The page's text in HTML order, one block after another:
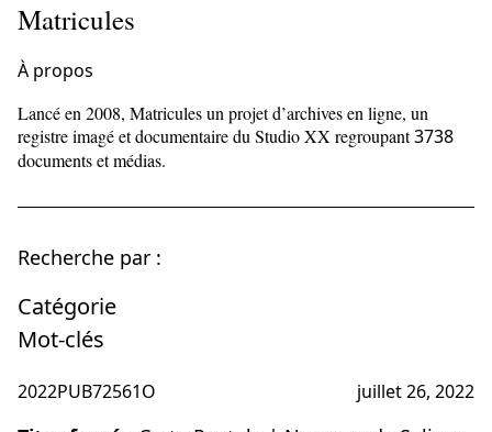
Matricules
À propos
Lancé en 2008, Matricules un projet d’archives en ligne, un
registre imagé et documentaire du Studio XX regroupant3738
documents et médias.
Recherche par :
Catégorie
Mot-clés
2022PUB72561O juillet 26, 2022